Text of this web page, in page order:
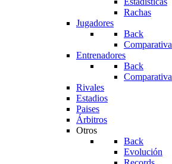
Rachas
Jugadores
Back
Comparativa
Entrenadores
Back
Comparativa
Rivales
Estadios
Paises
Árbitros
Otros
Back
Evolución